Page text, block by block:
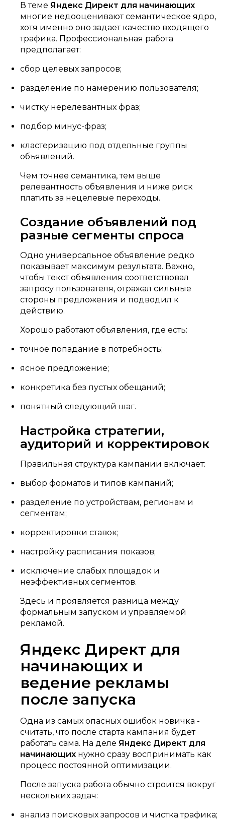
В теме Яндекс Директ для начинающих
многие недооценивают семантическое ядро,
хотя именно оно задает качество входящего
трафика. Профессиональная работа
предполагает:
сбор целевых запросов;
разделение по намерению пользователя;
чистку нерелевантных фраз;
подбор минус-фраз;
кластеризацию под отдельные группы
объявлений.
Чем точнее семантика, тем выше
релевантность объявления и ниже риск
платить за нецелевые переходы.
Создание объявлений под
разные сегменты спроса
Одно универсальное объявление редко
показывает максимум результата. Важно,
чтобы текст объявления соответствовал
запросу пользователя, отражал сильные
стороны предложения и подводил к
действию.
Хорошо работают объявления, где есть:
точное попадание в потребность;
ясное предложение;
конкретика без пустых обещаний;
понятный следующий шаг.
Настройка стратегии,
аудиторий и корректировок
Правильная структура кампании включает:
выбор форматов и типов кампаний;
разделение по устройствам, регионам и
сегментам;
корректировки ставок;
настройку расписания показов;
исключение слабых площадок и
неэффективных сегментов.
Здесь и проявляется разница между
формальным запуском и управляемой
рекламой.
Яндекс Директ для
начинающих и
ведение рекламы
после запуска
Одна из самых опасных ошибок новичка -
считать, что после старта кампания будет
работать сама. На деле Яндекс Директ для
начинающих нужно сразу воспринимать как
процесс постоянной оптимизации.
После запуска работа обычно строится вокруг
нескольких задач:
анализ поисковых запросов и чистка трафика;